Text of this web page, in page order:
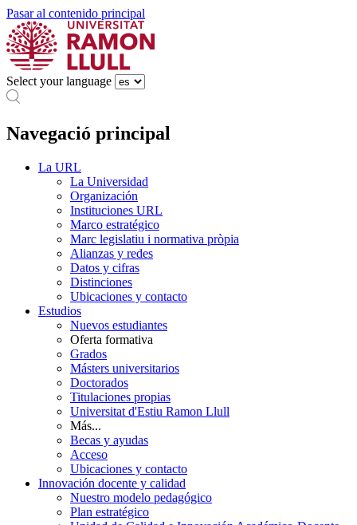
Pasar al contenido principal
Select your language
Navegació principal
La URL
La Universidad
Organización
Instituciones URL
Marco estratégico
Marc legislatiu i normativa pròpia
Alianzas y redes
Datos y cifras
Distinciones
Ubicaciones y contacto
Estudios
Nuevos estudiantes
Oferta formativa
Grados
Másters universitarios
Doctorados
Titulaciones propias
Universitat d'Estiu Ramon Llull
Más...
Becas y ayudas
Acceso
Ubicaciones y contacto
Innovación docente y calidad
Nuestro modelo pedagógico
Plan estratégico